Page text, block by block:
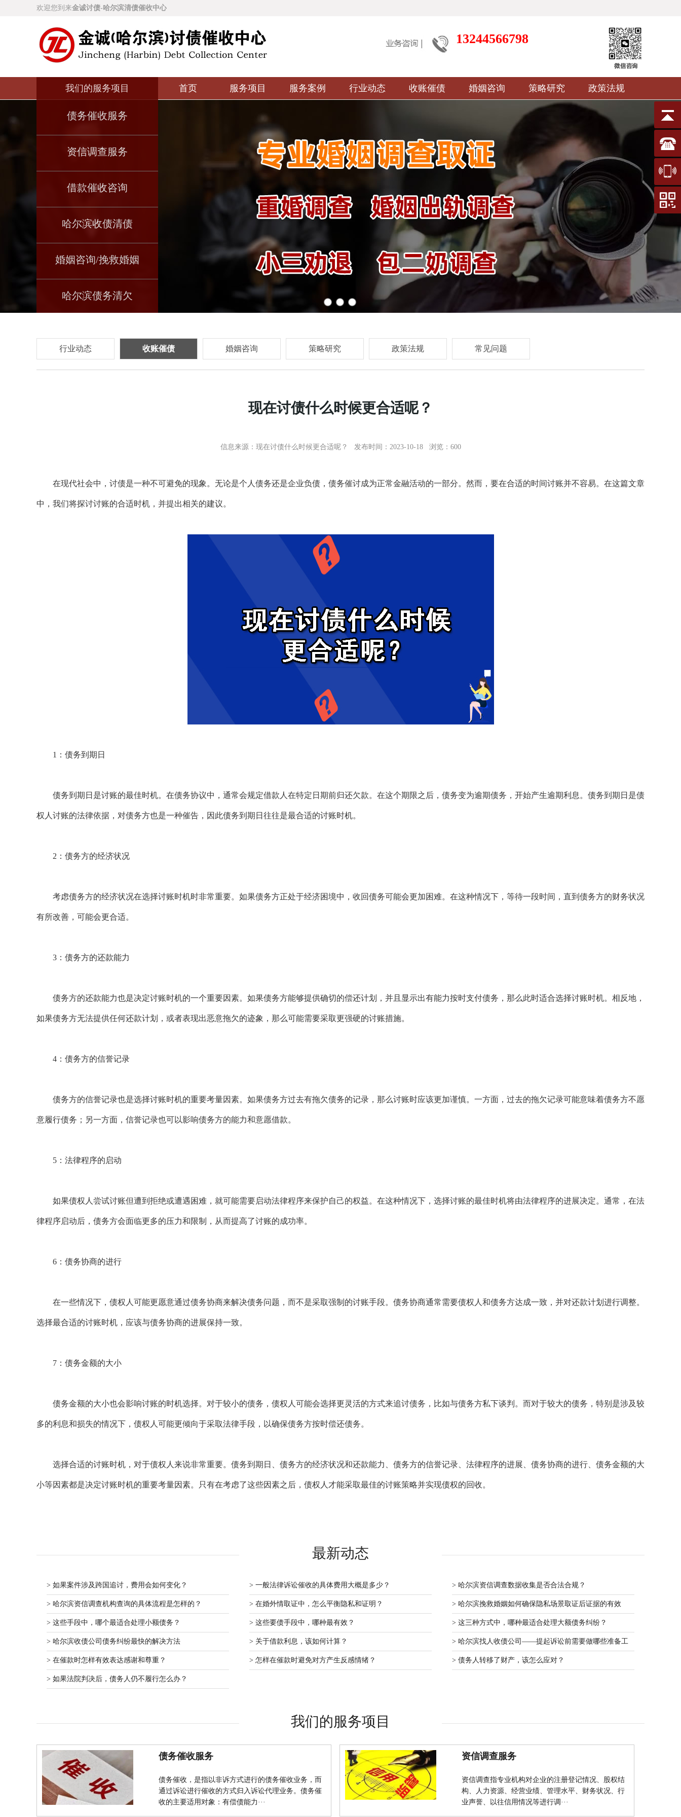
欢迎您到来金诚讨债-哈尔滨清债催收中心
13244566798
我们的服务项目
债务催收服务
资信调查服务
借款催收咨询
哈尔滨收债清债
婚姻咨询/挽救婚姻
哈尔滨债务清欠
首页 服务项目 服务案例 行业动态 收账催债 婚姻咨询 策略研究 政策法规
行业动态 收账催债 婚姻咨询 策略研究 政策法规 常见问题
现在讨债什么时候更合适呢？
信息来源： 现在讨债什么时候更合适呢？ 发布时间：2023-10-18 浏览：600
在现代社会中，讨债是一种不可避免的现象。无论是个人债务还是企业负债，债务催讨成为正常金融活动的一部分。然而，要在合适的时间讨账并不容易。在这篇文章
中，我们将探讨讨账的合适时机，并提出相关的建议。
1：债务到期日
债务到期日是讨账的最佳时机。在债务协议中，通常会规定借款人在特定日期前归还欠款。在这个期限之后，债务变为逾期债务，开始产生逾期利息。债务到期日是债
权人讨账的法律依据，对债务方也是一种催告，因此债务到期日往往是最合适的讨账时机。
2：债务方的经济状况
考虑债务方的经济状况在选择讨账时机时非常重要。如果债务方正处于经济困境中，收回债务可能会更加困难。在这种情况下，等待一段时间，直到债务方的财务状况
有所改善，可能会更合适。
3：债务方的还款能力
债务方的还款能力也是决定讨账时机的一个重要因素。如果债务方能够提供确切的偿还计划，并且显示出有能力按时支付债务，那么此时适合选择讨账时机。相反地，
如果债务方无法提供任何还款计划，或者表现出恶意拖欠的迹象，那么可能需要采取更强硬的讨账措施。
4：债务方的信誉记录
债务方的信誉记录也是选择讨账时机的重要考量因素。如果债务方过去有拖欠债务的记录，那么讨账时应该更加谨慎。一方面，过去的拖欠记录可能意味着债务方不愿
意履行债务；另一方面，信誉记录也可以影响债务方的能力和意愿借款。
5：法律程序的启动
如果债权人尝试讨账但遭到拒绝或遭遇困难，就可能需要启动法律程序来保护自己的权益。在这种情况下，选择讨账的最佳时机将由法律程序的进展决定。通常，在法
律程序启动后，债务方会面临更多的压力和限制，从而提高了讨账的成功率。
6：债务协商的进行
在一些情况下，债权人可能更愿意通过债务协商来解决债务问题，而不是采取强制的讨账手段。债务协商通常需要债权人和债务方达成一致，并对还款计划进行调整。
选择最合适的讨账时机，应该与债务协商的进展保持一致。
7：债务金额的大小
债务金额的大小也会影响讨账的时机选择。对于较小的债务，债权人可能会选择更灵活的方式来追讨债务，比如与债务方私下谈判。而对于较大的债务，特别是涉及较
多的利息和损失的情况下，债权人可能更倾向于采取法律手段，以确保债务方按时偿还债务。
选择合适的讨账时机，对于债权人来说非常重要。债务到期日、债务方的经济状况和还款能力、债务方的信誉记录、法律程序的进展、债务协商的进行、债务金额的大
小等因素都是决定讨账时机的重要考量因素。只有在考虑了这些因素之后，债权人才能采取最佳的讨账策略并实现债权的回收。
最新动态
> 如果案件涉及跨国追讨，费用会如何变化？ > 一般法律诉讼催收的具体费用大概是多少？ > 哈尔滨资信调查数据收集是否合法合规？
> 哈尔滨资信调查机构查询的具体流程是怎样的？ > 在婚外情取证中，怎么平衡隐私和证明？ > 哈尔滨挽救婚姻如何确保隐私场景取证后证据的有效
性？
> 这些手段中，哪个最适合处理小额债务？ > 这些要债手段中，哪种最有效？ > 这三种方式中，哪种最适合处理大额债务纠纷？
> 哈尔滨收债公司债务纠纷最快的解决方法 > 关于借款利息，该如何计算？ > 哈尔滨找人收债公司——提起诉讼前需要做哪些准备工
作？
> 在催款时怎样有效表达感谢和尊重？ > 怎样在催款时避免对方产生反感情绪？ > 债务人转移了财产，该怎么应对？
> 如果法院判决后，债务人仍不履行怎么办？
我们的服务项目
债务催收服务
债务催收，是指以非诉方式进行的债务催收业务，而
通过诉讼进行催收的方式归入诉讼代理业务。债务催
收的主要适用对象：有偿债能力···
资信调查服务
资信调查指专业机构对企业的注册登记情况、股权结
构、人力资源、经营业绩、管理水平、财务状况、行
业声誉、以往信用情况等进行调···
先生）
先生）